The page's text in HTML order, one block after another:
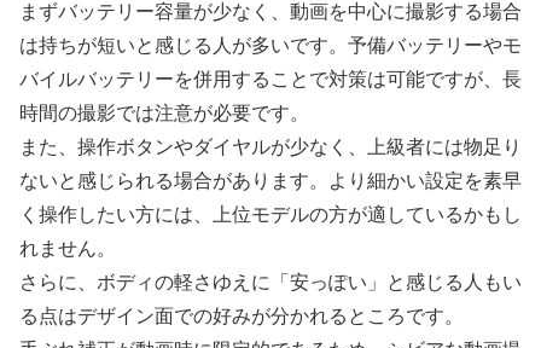
まずバッテリー容量が少なく、動画を中心に撮影する場合
は持ちが短いと感じる人が多いです。予備バッテリーやモ
バイルバッテリーを併用することで対策は可能ですが、長
時間の撮影では注意が必要です。
また、操作ボタンやダイヤルが少なく、上級者には物足り
ないと感じられる場合があります。より細かい設定を素早
く操作したい方には、上位モデルの方が適しているかもし
れません。
さらに、ボディの軽さゆえに「安っぽい」と感じる人もい
る点はデザイン面での好みが分かれるところです。